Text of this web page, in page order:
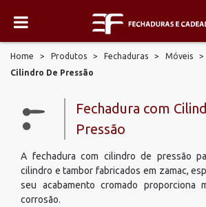
Home > Produtos > Fechaduras > Móveis >
Cilindro De Pressão
Fechadura com
Pressão
A fechadura com cilindro de pressão
cilindro e tambor fabricados em zamac,
seu acabamento cromado proporciona
corrosão.